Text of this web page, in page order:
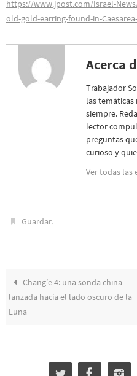
https://www.jpost.com/Israel-
old-gold-earring-found-in-
Acerca
Trabajador
las
siempre.
lector
preguntas
curioso y
Ver todas las
Guardar.
Chang’e 4: una sonda china
lanzada hacia el lado oscuro de la
Luna